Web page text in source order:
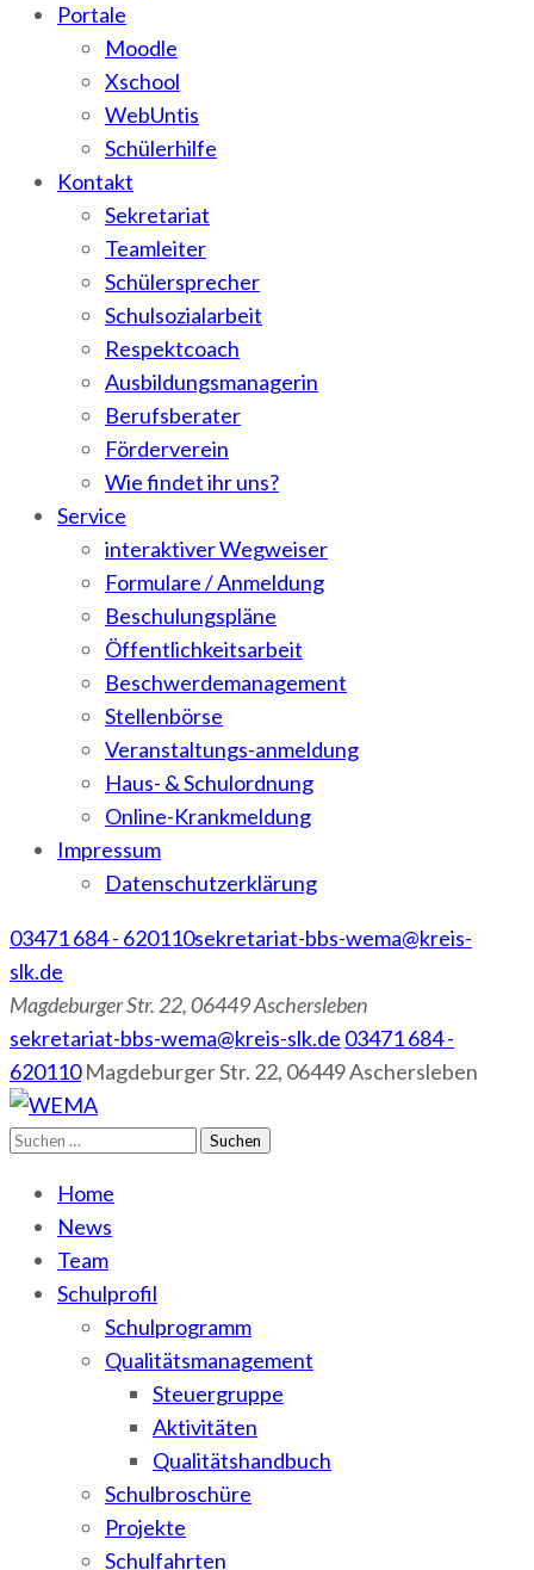
Portale
Moodle
Xschool
WebUntis
Schülerhilfe
Kontakt
Sekretariat
Teamleiter
Schülersprecher
Schulsozialarbeit
Respektcoach
Ausbildungsmanagerin
Berufsberater
Förderverein
Wie findet ihr uns?
Service
interaktiver Wegweiser
Formulare / Anmeldung
Beschulungspläne
Öffentlichkeitsarbeit
Beschwerdemanagement
Stellenbörse
Veranstaltungs-anmeldung
Haus- & Schulordnung
Online-Krankmeldung
Impressum
Datenschutzerklärung
03471 684 - 620110sekretariat-bbs-wema@kreis-
slk.de
Magdeburger Str. 22, 06449 Aschersleben
sekretariat-bbs-wema@kreis-slk.de 03471 684 -
620110 Magdeburger Str. 22, 06449 Aschersleben
WEMA
BbS I des Salzlandkreises
Suchen
Home
News
Team
Schulprofil
Schulprogramm
Qualitätsmanagement
Steuergruppe
Aktivitäten
Qualitätshandbuch
Schulbroschüre
Projekte
Schulfahrten